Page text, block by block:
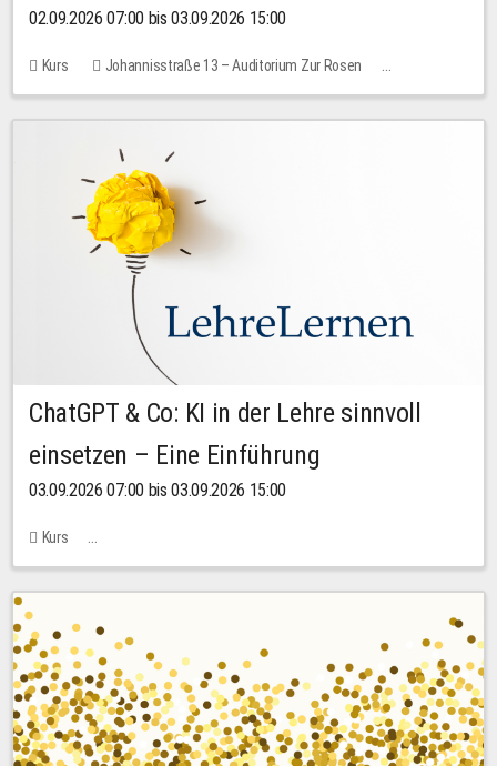
02.09.2026 07:00 bis 03.09.2026 15:00
Kurs
Johannisstraße 13 – Auditorium Zur Rosen
Keine freien Plätze
30,00 EUR
ChatGPT & Co: KI in der Lehre sinnvoll
einsetzen – Eine Einführung
03.09.2026 07:00 bis 03.09.2026 15:00
Kurs
Bachstraße 18k - SR 102 (Seminarraum Servicestelle LehreLernen)